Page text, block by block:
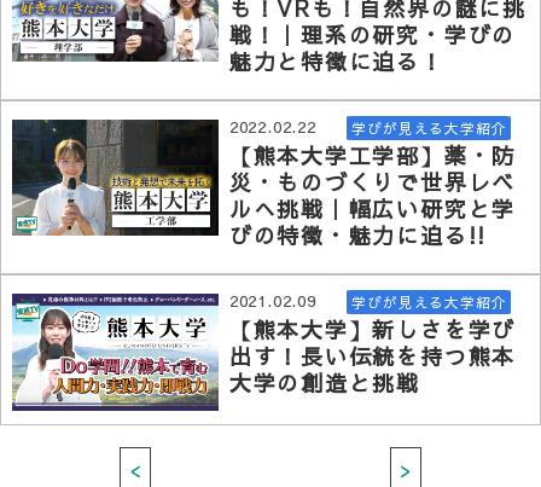
も！VRも！自然界の謎に挑
戦！｜理系の研究・学びの
魅力と特徴に迫る！
2022.02.22 学びが見える大学紹介
【熊本大学工学部】薬・防
災・ものづくりで世界レベ
ルへ挑戦｜幅広い研究と学
びの特徴・魅力に迫る!!
2021.02.09 学びが見える大学紹介
【熊本大学】新しさを学び
出す！長い伝統を持つ熊本
大学の創造と挑戦
< >